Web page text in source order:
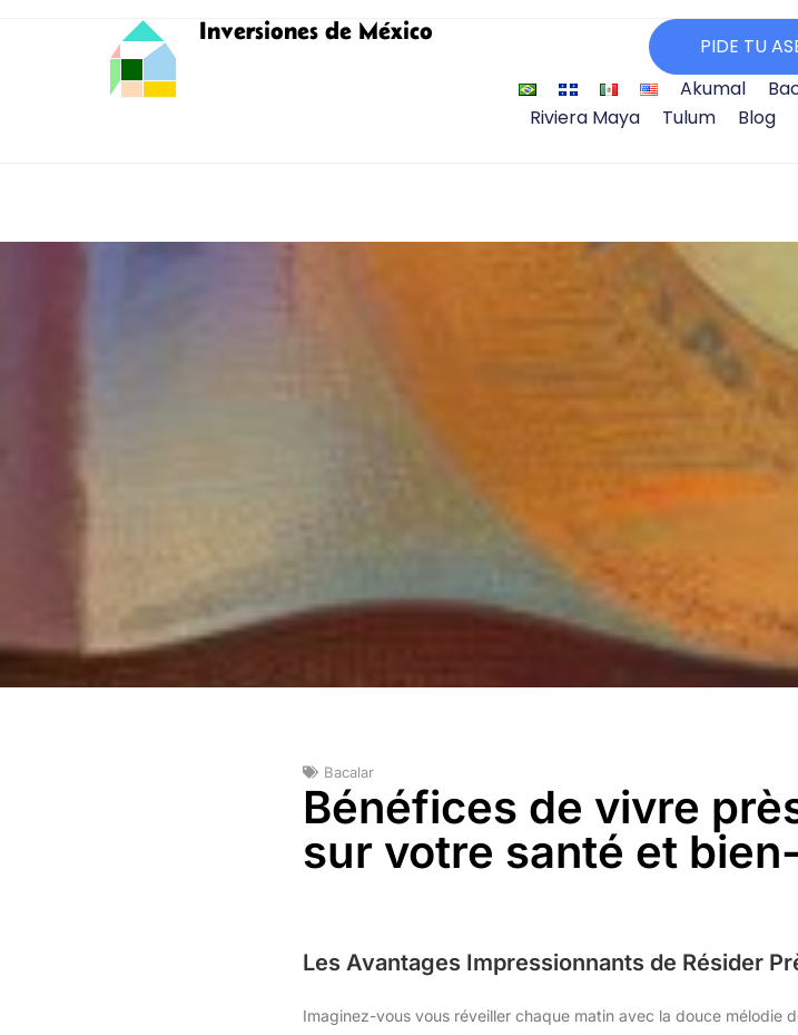
Inversiones de México
PIDE TU
Akumal
Riviera Maya
Tulum Blog
Bacalar
Bénéfices de vivre
sur votre santé et
Les Avantages Impressionnants de Résider
Imaginez-vous vous réveiller chaque matin avec la douce mélodie